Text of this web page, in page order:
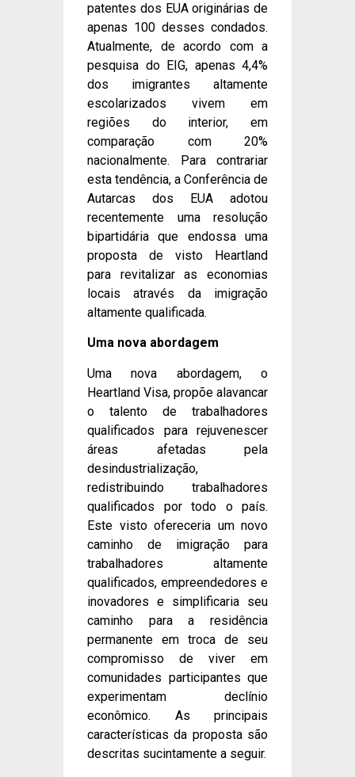
patentes dos EUA originárias de
apenas 100 desses condados.
Atualmente, de acordo com a
pesquisa do EIG, apenas 4,4%
dos imigrantes altamente
escolarizados vivem em
regiões do interior, em
comparação com 20%
nacionalmente. Para contrariar
esta tendência, a Conferência de
Autarcas dos EUA adotou
recentemente uma resolução
bipartidária que endossa uma
proposta de visto Heartland
para revitalizar as economias
locais através da imigração
altamente qualificada.
Uma nova abordagem
Uma nova abordagem, o
Heartland Visa, propõe alavancar
o talento de trabalhadores
qualificados para rejuvenescer
áreas afetadas pela
desindustrialização,
redistribuindo trabalhadores
qualificados por todo o país.
Este visto ofereceria um novo
caminho de imigração para
trabalhadores altamente
qualificados, empreendedores e
inovadores e simplificaria seu
caminho para a residência
permanente em troca de seu
compromisso de viver em
comunidades participantes que
experimentam declínio
econômico. As principais
características da proposta são
descritas sucintamente a seguir.